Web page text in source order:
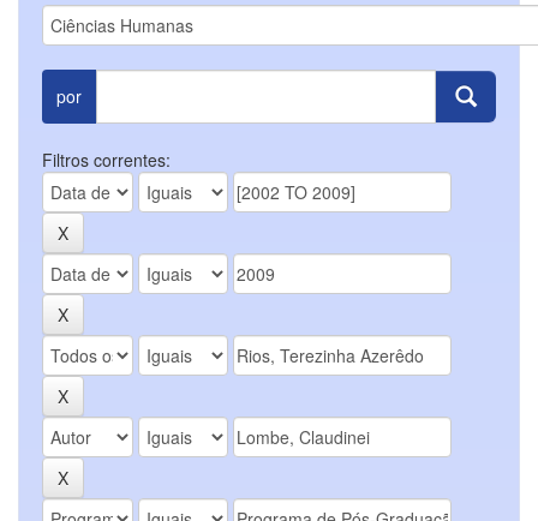
por
Filtros correntes: